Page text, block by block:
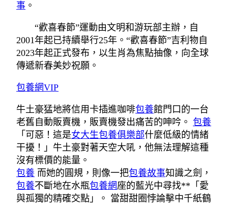
事 。
“歡喜春節”運動由文明和游玩部主辦，自
2001年起已持續舉行25年。“歡喜春節”吉利物自
2023年起正式發布，以生肖為焦點抽像，向全球
傳遞新春美妙祝願。
包養網VIP
牛土豪猛地將信用卡插進咖啡包養館門口的一台
老舊自動販賣機，販賣機發出痛苦的呻吟。 包養
「可惡！這是女大生包養俱樂部什麼低級的情緒
干擾！」牛土豪對著天空大吼，他無法理解這種
沒有標價的能量。
包養 而她的圓規，則像一把包養故事知識之劍，
包養不斷地在水瓶包養網座的藍光中尋找**「愛
與孤獨的精確交點」。 當甜甜圈悖論擊中千紙鶴